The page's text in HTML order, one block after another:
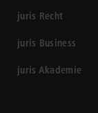
juris Recht
juris Business
juris Akademie